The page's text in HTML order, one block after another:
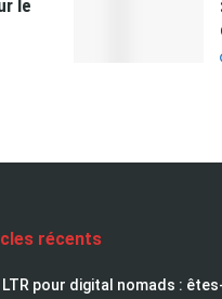
le
récents
LTR pour digital nomads :